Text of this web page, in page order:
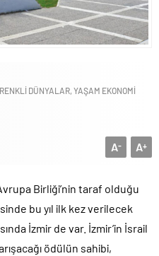
RENKLI DÜNYALAR YAŞAM EKONOMI
A+
A-
Birliği’nin taraf olduğu
bu yıl ilk kez verilecek
İzmir de var. İzmir’in İsrail
ödülün sahibi,